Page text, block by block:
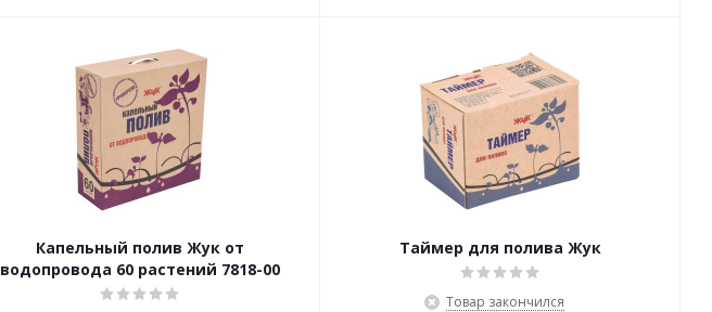
Капельный полив Жук от
водопровода 60 растений 7818-00
Таймер для полива Жук
Товар закончился